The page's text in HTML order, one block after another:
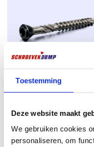
Toestemming
Deze website maakt
We gebruiken cookies
personaliseren, om
entspricht. Dies macht
Regen, Feuchtigkeit
Außenanwendungen
Pergolen, Terrassen
bei kleineren
sorgt so für eine
Bis zu doppelt so
Im Gegensatz zu
starkundminimieren
abzubrechen – selbst
Belastung. Sie bieten
Terrassenschrauben
50 200Stk. TX-15
€8,45
excl. BTW:€6,98